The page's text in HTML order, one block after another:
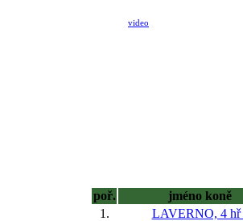
video
poř.
jméno koně
1.
LAVERNO, 4 hř